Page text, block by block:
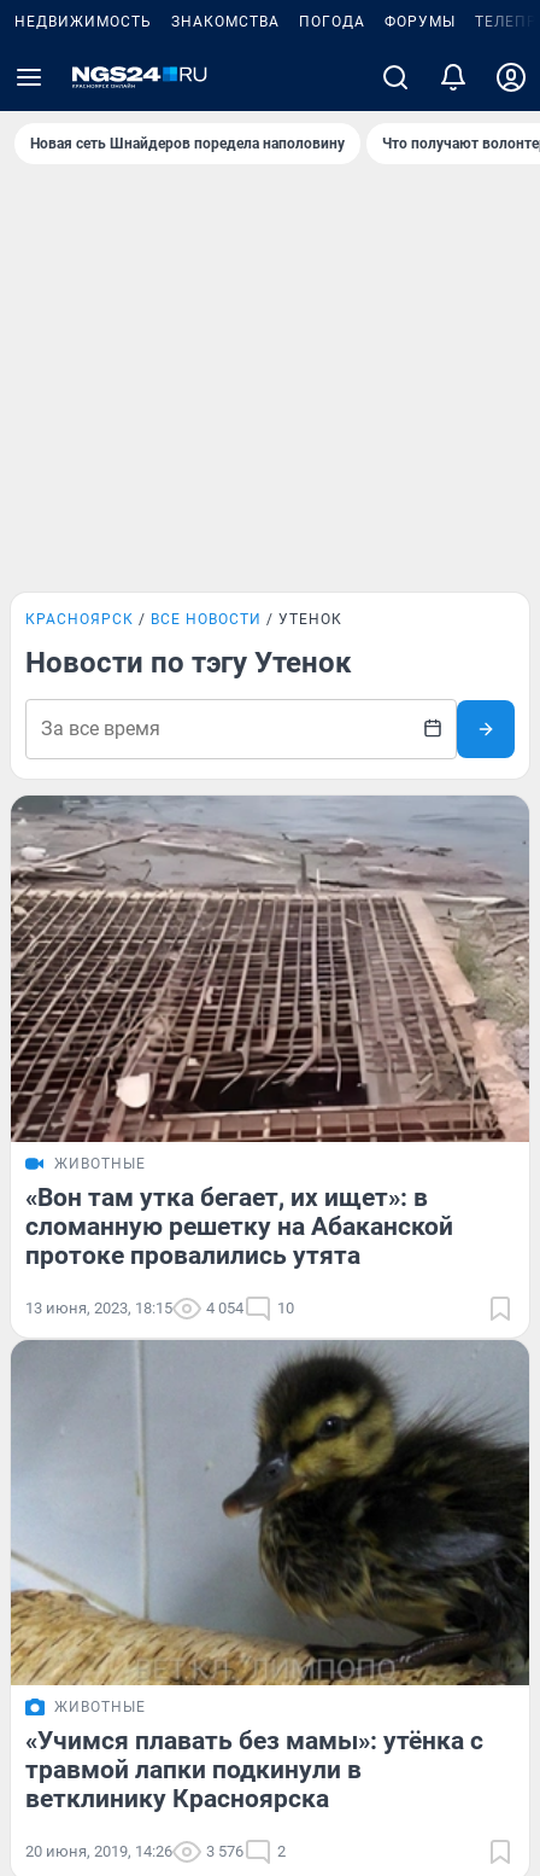
НЕДВИЖИМОСТЬ ЗНАКОМСТВА ПОГОДА ФОРУМЫ
Новая сеть Шнайдеров поредела наполовину Что получают
КРАСНОЯРСК ВСЕ НОВОСТИ УТЕНОК
Новости по тэгу Утенок
ЖИВОТНЫЕ
«Вон там утка бегает, их ищет»: в
сломанную решетку на Абаканской
протоке провалились утята
13 июня, 2023, 18:15 4 054 10
ЖИВОТНЫЕ
«Учимся плавать без мамы»: утёнка с
травмой лапки подкинули в
ветклинику Красноярска
20 июня, 2019, 14:26 3 576 2